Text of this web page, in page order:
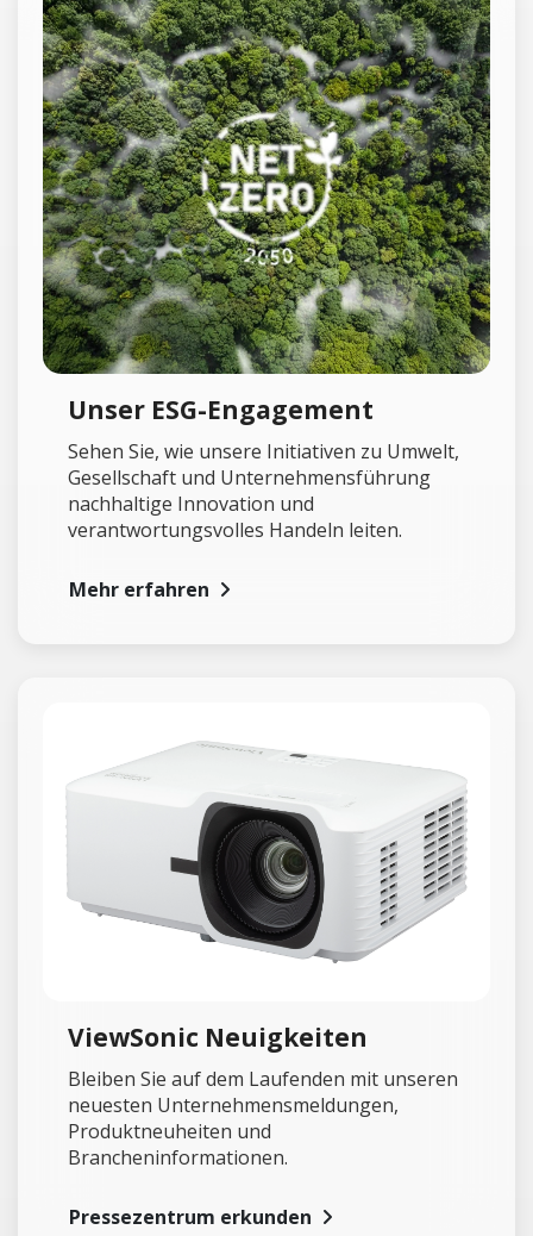
Unser ESG-Engagement
Sehen Sie, wie unsere Initiativen zu Umwelt,
Gesellschaft und Unternehmensführung
nachhaltige Innovation und
verantwortungsvolles Handeln leiten.
Mehr erfahren
ViewSonic Neuigkeiten
Bleiben Sie auf dem Laufenden mit unseren
neuesten Unternehmensmeldungen,
Produktneuheiten und
Brancheninformationen.
Pressezentrum erkunden